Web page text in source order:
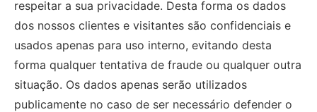
respeitar a sua privacidade. Desta forma os dados
dos nossos clientes e visitantes são confidenciais e
usados apenas para uso interno, evitando desta
forma qualquer tentativa de fraude ou qualquer outra
situação. Os dados apenas serão utilizados
publicamente no caso de ser necessário defender o